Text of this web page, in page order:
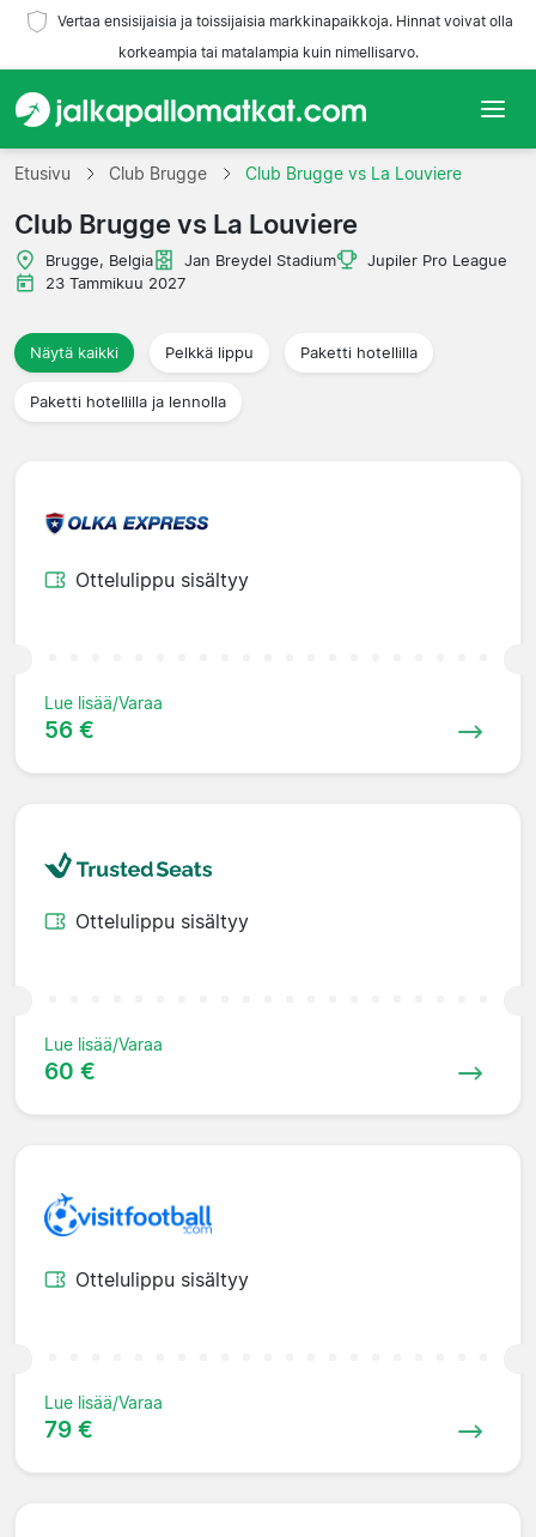
Vertaa ensisijaisia ja toissijaisia markkinapaikkoja. Hinnat voivat olla
korkeampia tai matalampia kuin nimellisarvo.
Etusivu
Joukkueet
Liigat
Matkatoimistoja
Etusivu Club Brugge Club Brugge vs La Louviere
Club Brugge vs La Louviere
Brugge, Belgia Jan Breydel Stadium
Jupiler Pro League
23 Tammikuu 2027
Näytä kaikki Pelkkä lippu Paketti hotellilla
Paketti hotellilla ja lennolla
Ottelulippu sisältyy
Lue lisää/Varaa
56 €
Ottelulippu sisältyy
Lue lisää/Varaa
60 €
Ottelulippu sisältyy
Lue lisää/Varaa
79 €